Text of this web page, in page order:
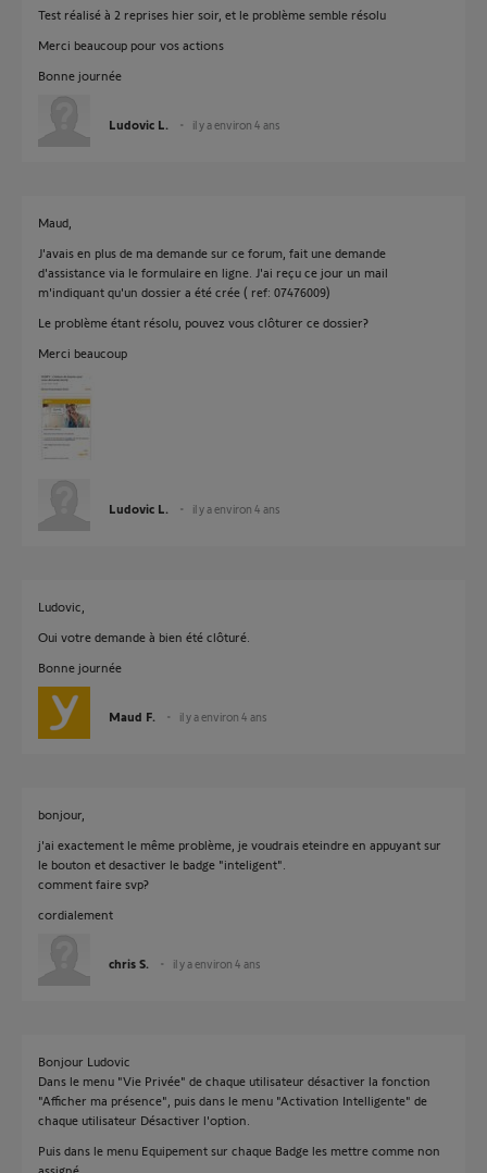
Test réalisé à 2 reprises hier soir, et le problème semble résolu
Merci beaucoup pour vos actions
Bonne journée
Ludovic L. il y a environ 4 ans
Maud,
J'avais en plus de ma demande sur ce forum, fait une demande
d'assistance via le formulaire en ligne. J'ai reçu ce jour un mail
m'indiquant qu'un dossier a été crée ( ref: 07476009)
Le problème étant résolu, pouvez vous clôturer ce dossier?
Merci beaucoup
Ludovic L. il y a environ 4 ans
Ludovic,
Oui votre demande à bien été clôturé.
Bonne journée
Maud F. il y a environ 4 ans
bonjour,
j'ai exactement le même problème, je voudrais eteindre en appuyant sur
le bouton et desactiver le badge "inteligent".
comment faire svp?
cordialement
chris S. il y a environ 4 ans
Bonjour Ludovic
Dans le menu "Vie Privée" de chaque utilisateur désactiver la fonction
"Afficher ma présence", puis dans le menu "Activation Intelligente" de
chaque utilisateur Désactiver l'option.
Puis dans le menu Equipement sur chaque Badge les mettre comme non
assigné.